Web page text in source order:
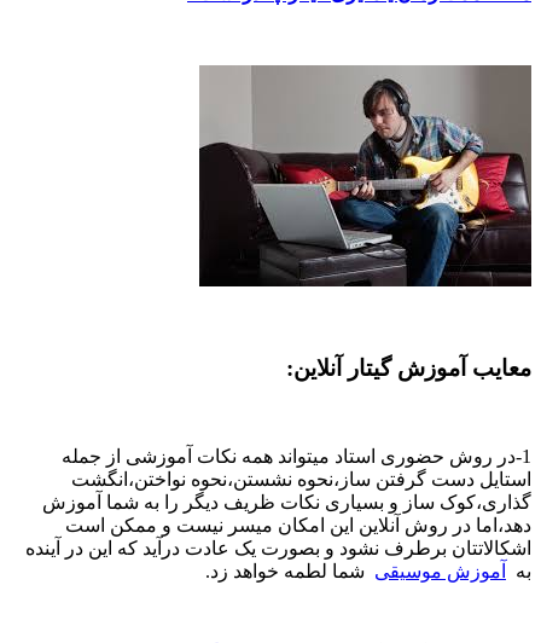
معایب آموزش گیتار آنلاین:
1-در روش حضوری استاد میتواند همه نکات آموزشی از جمله
استایل دست گرفتن ساز،نحوه نشستن،نحوه نواختن،انگشت
گذاری،کوک ساز و بسیاری نکات ظریف دیگر را به شما آموزش
دهد،اما در روش آنلاین این امکان میسر نیست و ممکن است
اشکالاتتان برطرف نشود و بصورت یک عادت درآید که این در آینده
به
آموزش موسیقی شما لطمه خواهد زد.